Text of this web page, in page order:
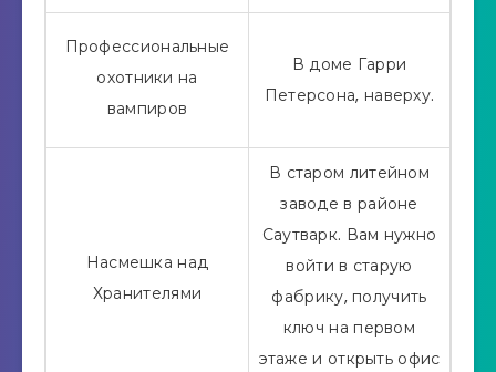
Профессиональные
охотники на
вампиров
В доме Гарри
Петерсона, наверху.
Насмешка над
Хранителями
В старом литейном
заводе в районе
Саутварк. Вам нужно
войти в старую
фабрику, получить
ключ на первом
этаже и открыть офис